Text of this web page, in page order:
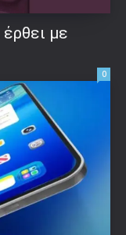
με
0